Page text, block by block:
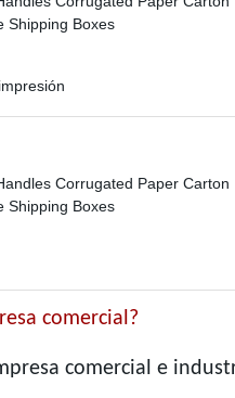
comercial?
comercial e